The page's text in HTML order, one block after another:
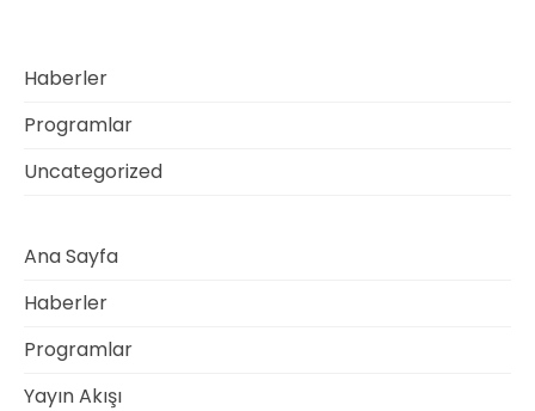
Haberler
Programlar
Uncategorized
Ana Sayfa
Haberler
Programlar
Yayın Akışı